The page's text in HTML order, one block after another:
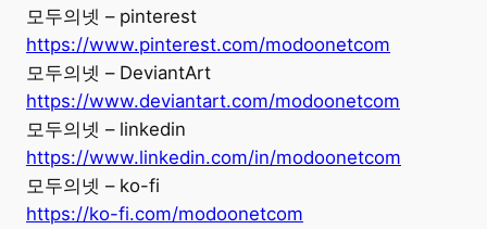
모두의넷 – pinterest
https://www.pinterest.com/modoonetcom
모두의넷 – DeviantArt
https://www.deviantart.com/modoonetcom
모두의넷 – linkedin
https://www.linkedin.com/in/modoonetcom
모두의넷 – ko-fi
https://ko-fi.com/modoonetcom